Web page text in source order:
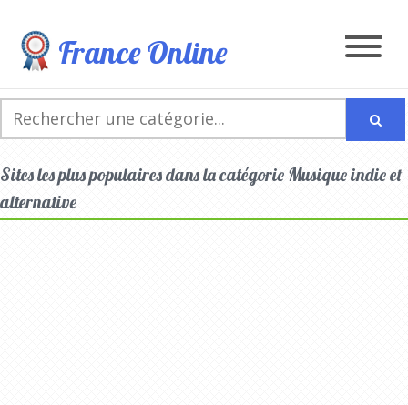
France Online
Sites les plus populaires dans la catégorie Musique indie et
alternative